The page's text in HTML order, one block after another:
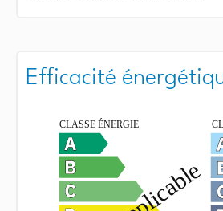
Efficacité